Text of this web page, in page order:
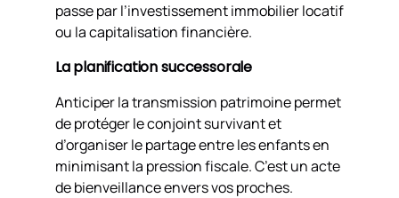
passe par l’investissement immobilier locatif
ou la capitalisation financière.
La planification successorale
Anticiper la transmission patrimoine permet
de protéger le conjoint survivant et
d’organiser le partage entre les enfants en
minimisant la pression fiscale. C’est un acte
de bienveillance envers vos proches.